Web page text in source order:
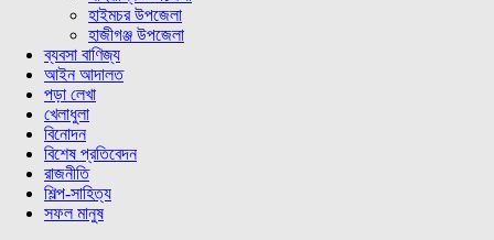
হাইমচর উপজেলা
হাজীগঞ্জ উপজেলা
ব্যবসা বাণিজ্য
আইন আদালত
পড়া লেখা
খেলাধুলা
বিনোদন
বিশেষ প্রতিবেদন
রাজনীতি
শিল্প-সাহিত্য
সফল মানুষ